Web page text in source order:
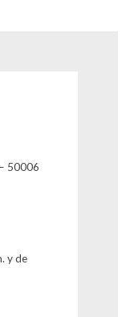
50006
y de